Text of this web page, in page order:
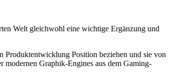
Welt gleichwohl eine wichtige Ergänzung und
Produktentwicklung Position beziehen und sie von
modernen Graphik-Engines aus dem Gaming-